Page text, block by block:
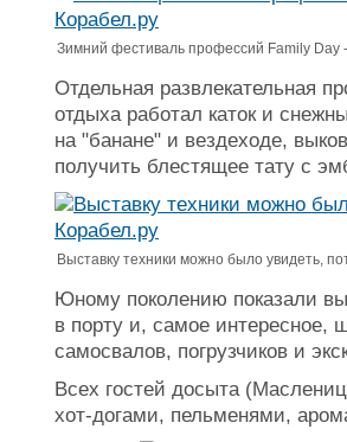
Зимний фестиваль профессий Family
Отдельная развлекательная
отдыха работал каток и
на "банане" и вездеходе,
получить блестящее тату с
Выставку техники можно было увидеть,
Юному поколению показали
в порту и, самое интересное,
самосвалов, погрузчиков и
Всех гостей досыта
хот-догами, пельменями,